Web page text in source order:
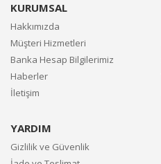
KURUMSAL
Hakkımızda
Müşteri Hizmetleri
Banka Hesap Bilgilerimiz
Haberler
İletişim
YARDIM
Gizlilik ve Güvenlik